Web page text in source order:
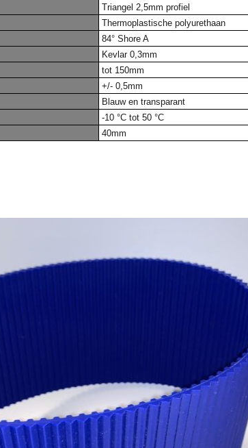
Triangel 2,5mm profiel
Thermoplastische polyurethaan
84° Shore A
Kevlar 0,3mm
tot 150mm
+/- 0,5mm
Blauw en transparant
-10 °C tot 50 °C
40mm